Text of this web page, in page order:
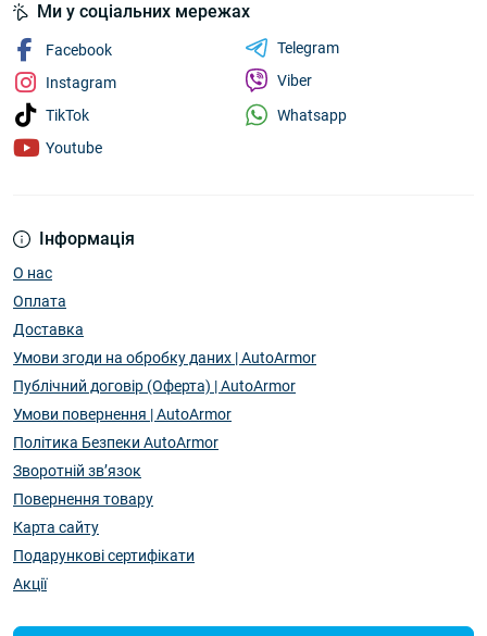
Інформація
О нас
Оплата
Доставка
Умови згоди на обробку даних | AutoArmor
Публічний договір (Оферта) | AutoArmor
Умови повернення | AutoArmor
Політика Безпеки AutoArmor
Зворотній зв’язок
Повернення товару
Карта сайту
Подарункові сертифікати
Акції
Ми у соціальних мережах
Facebook
Instagram
TikTok
Youtube
Telegram
Viber
Whatsapp